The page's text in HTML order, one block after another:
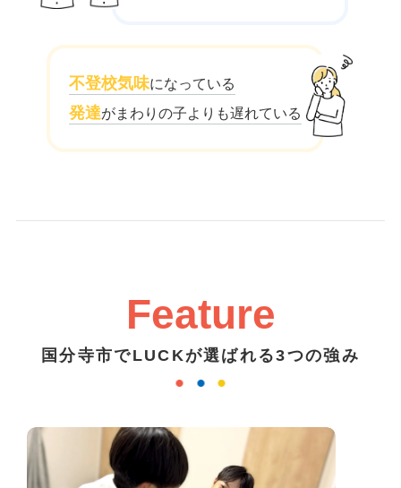
不登校気味になっている
発達がまわりの子よりも遅れている
Feature
国分寺市でLUCKが選ばれる3つの強み